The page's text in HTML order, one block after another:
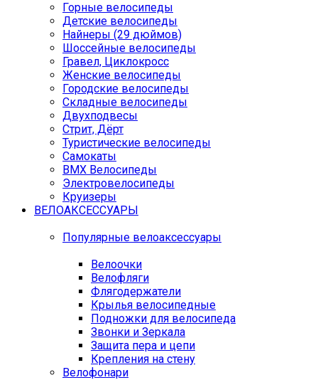
Горные велосипеды
Детские велосипеды
Найнеры (29 дюймов)
Шоссейные велосипеды
Гравел, Циклокросс
Женские велосипеды
Городcкие велосипеды
Складные велосипеды
Двухподвесы
Стрит, Дёрт
Туристические велосипеды
Самокаты
BMX Велосипеды
Электровелосипеды
Круизеры
ВЕЛОАКСЕССУАРЫ
Популярные велоаксессуары
Велоочки
Велофляги
Флягодержатели
Крылья велосипедные
Подножки для велосипеда
Звонки и Зеркала
Защита пера и цепи
Крепления на стену
Велофонари